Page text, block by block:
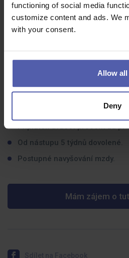
functioning of social media
customize content and ads. We
with your consent.
Allow all
Deny
Spolehlivost
Dodržování stanoveného
Co dostanete na oplátku:
Příspěvek na stravování 60 Kč/
Nadstandardní finanční
Příplatek dvacet procent za
Od nástupu 5 týdnů dovolené.
Postupné navyšování mzdy.
Mám zájem o